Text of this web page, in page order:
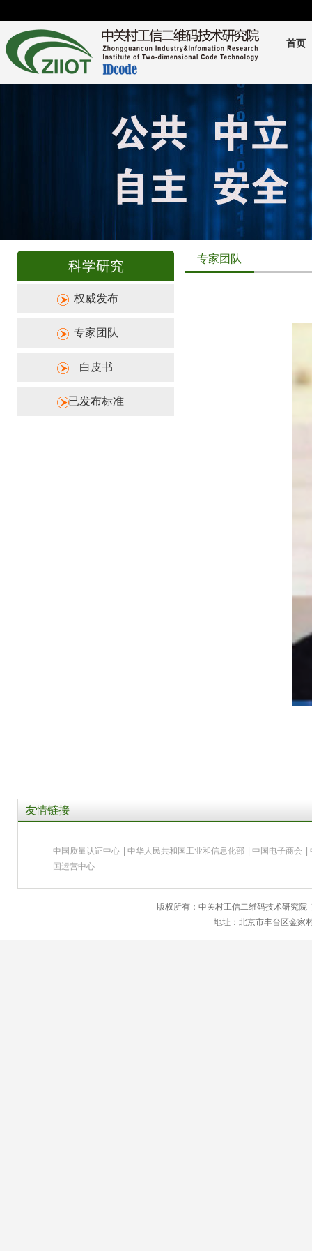
首页
科学研究
权威发布
专家团队
白皮书
已发布标准
专家团队
友情链接
中国质量认证中心 中华人民共和国工业和信息化部 中国电子商会
国运营中心
版权所有：中关村工信二维码技术研究院
地址：北京市丰台区金家